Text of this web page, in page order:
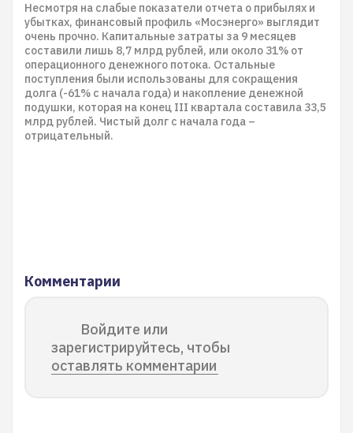
Несмотря на слабые показатели отчета о прибылях и
убытках, финансовый профиль «Мосэнерго» выглядит
очень прочно. Капитальные затраты за 9 месяцев
составили лишь 8,7 млрд рублей, или около 31% от
операционного денежного потока. Остальные
поступления были использованы для сокращения
долга (-61% с начала года) и накопление денежной
подушки, которая на конец III квартала составила 33,5
млрд рублей. Чистый долг с начала года –
отрицательный.
Комментарии
Войдите или
зарегистрируйтесь, чтобы
оставлять комментарии